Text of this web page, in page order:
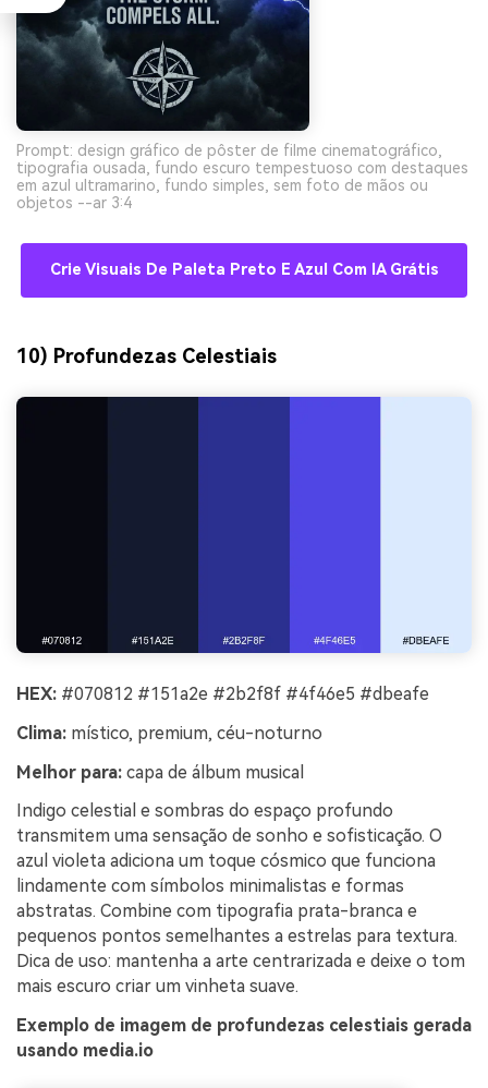
Prompt: design gráfico de pôster de filme cinematográfico,
tipografia ousada, fundo escuro tempestuoso com destaques
em azul ultramarino, fundo simples, sem foto de mãos ou
objetos --ar 3:4
Crie Visuais De Paleta Preto E Azul Com IA Grátis
10) Profundezas Celestiais
HEX: #070812 #151a2e #2b2f8f #4f46e5 #dbeafe
Clima: místico, premium, céu-noturno
Melhor para: capa de álbum musical
Indigo celestial e sombras do espaço profundo
transmitem uma sensação de sonho e sofisticação. O
azul violeta adiciona um toque cósmico que funciona
lindamente com símbolos minimalistas e formas
abstratas. Combine com tipografia prata-branca e
pequenos pontos semelhantes a estrelas para textura.
Dica de uso: mantenha a arte centrarizada e deixe o tom
mais escuro criar um vinheta suave.
Exemplo de imagem de profundezas celestiais gerada
usando media.io